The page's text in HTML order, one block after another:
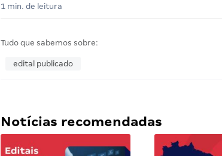
1 min. de leitura
Tudo que sabemos sobre:
edital publicado
Notícias recomendadas